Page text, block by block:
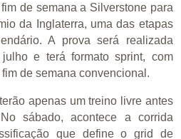
de semana a Silverstone para
da Inglaterra, uma das etapas
A prova será realizada
e terá formato sprint, com
de semana convencional.
apenas um treino livre antes
sábado, acontece a corrida
que define o grid de